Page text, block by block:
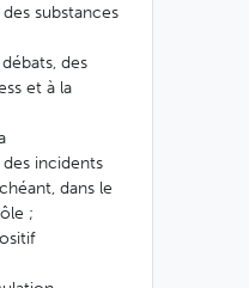
substances
des
et à la
incidents
dans le
;